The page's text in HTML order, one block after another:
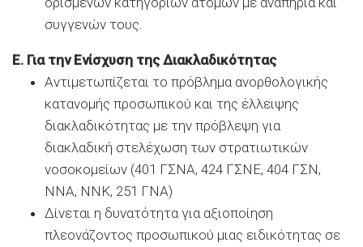
συγγενών τους.
Ε. Για την Ενίσχυση της Διακλαδικότητας
Αντιμετωπίζεται το πρόβλημα ανορθολογικής
κατανομής προσωπικού και της έλλειψης
διακλαδικότητας με την πρόβλεψη για
διακλαδική στελέχωση των στρατιωτικών
νοσοκομείων (401 ΓΣΝΑ, 424 ΓΣΝΕ, 404 ΓΣΝ,
ΝΝΑ, ΝΝΚ, 251 ΓΝΑ)
Δίνεται η δυνατότητα για αξιοποίηση
πλεονάζοντος προσωπικού μιας ειδικότητας σε